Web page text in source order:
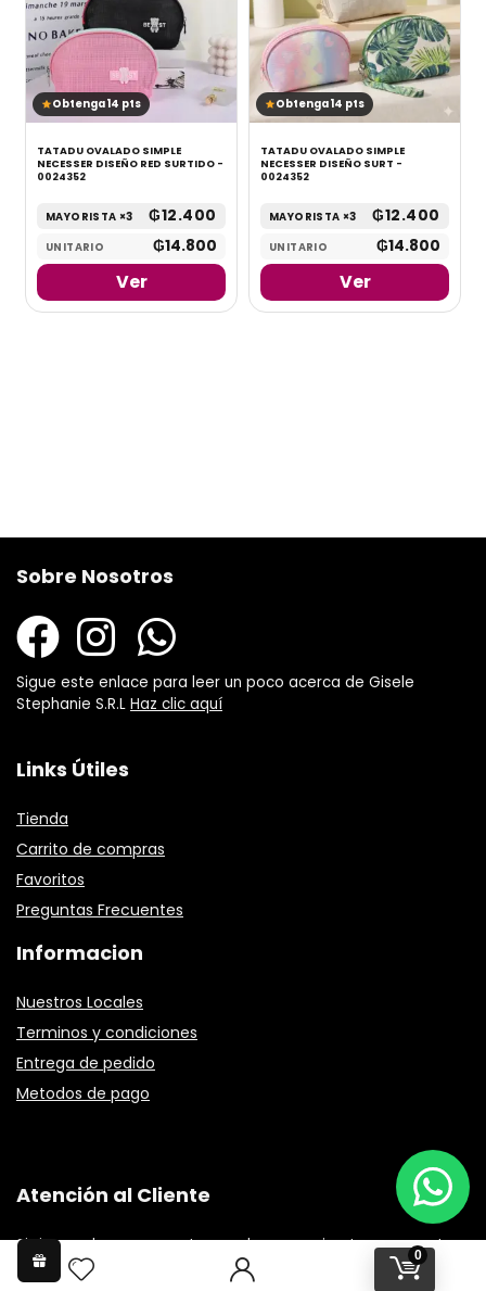
0
Obtenga 14 pts
TATADU OVALADO SIMPLE
NECESSER DISEÑO RED SURTIDO -
0024352
MAYORISTA ×3 ₲12.400
UNITARIO ₲14.800
Ver
Obtenga 14 pts
TATADU OVALADO SIMPLE
NECESSER DISEÑO SURT -
0024352
MAYORISTA ×3 ₲12.400
UNITARIO ₲14.800
Ver
Sobre Nosotros
Sigue este enlace para leer un poco acerca de Gisele
Stephanie S.R.L Haz clic aquí
Links Útiles
Tienda
Carrito de compras
Favoritos
Preguntas Frecuentes
Informacion
Nuestros Locales
Terminos y condiciones
Entrega de pedido
Metodos de pago
Atención al Cliente
Si tienes alguna pregunta, puedes comunicarte con nosotros
para que podamos ayudarte.